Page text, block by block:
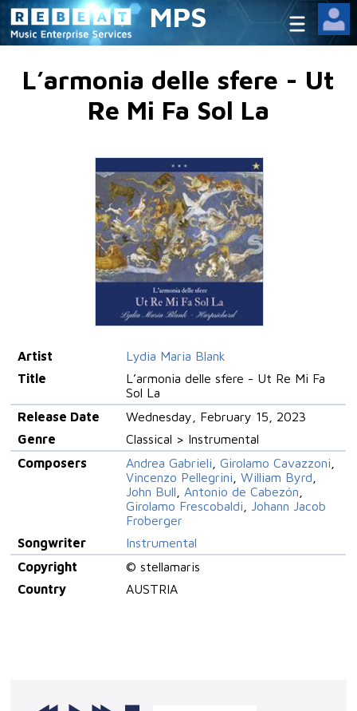
MPS
L’armonia delle sfere - Ut
Re Mi Fa Sol La
Artist
Lydia Maria Blank
Title
L’armonia delle sfere - Ut Re Mi Fa
Sol La
Release Date
Wednesday, February 15, 2023
Genre
Classical > Instrumental
Composers
Andrea Gabrieli Girolamo Cavazzoni
Vincenzo Pellegrini
William Byrd
John Bull
Antonio de Cabezón
Girolamo Frescobaldi
Johann Jacob
Froberger
Songwriter
Instrumental
Copyright
© stellamaris
Country
AUSTRIA